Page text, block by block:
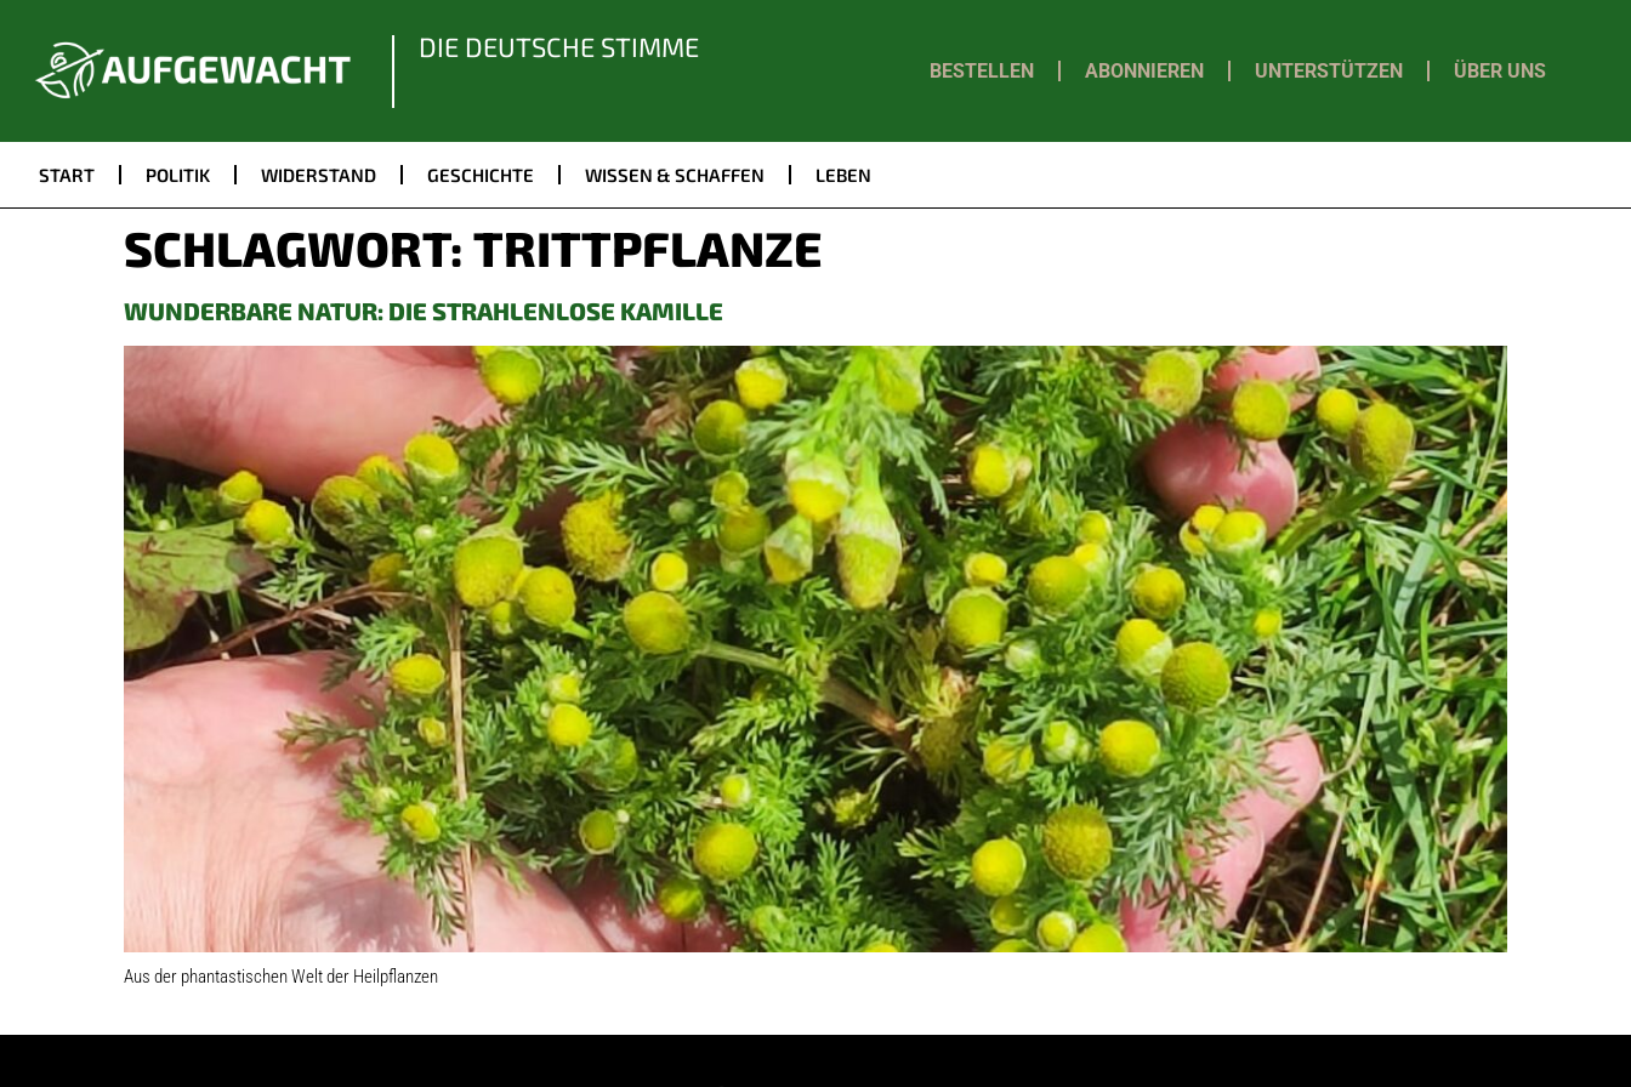
DIE DEUTSCHE STIMME
BESTELLEN ABONNIEREN UNTERSTÜTZEN ÜBER UNS
START POLITIK WIDERSTAND GESCHICHTE WISSEN & SCHAFFEN LEBEN
SCHLAGWORT: TRITTPFLANZE
WUNDERBARE NATUR: DIE STRAHLENLOSE KAMILLE
Aus der phantastischen Welt der Heilpflanzen